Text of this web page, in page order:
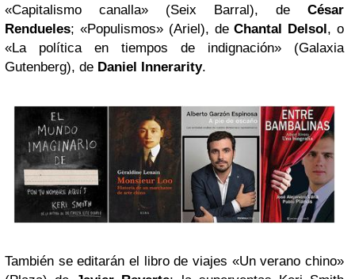
«Capitalismo canalla» (Seix Barral), de César
Rendueles; «Populismos» (Ariel), deChantal Delsol, o
«La política en tiempos de indignación» (Galaxia
Gutenberg), de Daniel Innerarity.
También se editarán el libro de viajes «Un verano chino»